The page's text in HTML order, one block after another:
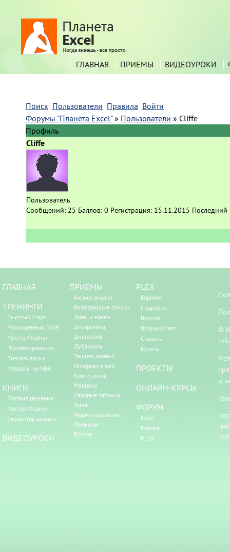
ГЛАВНАЯ ПРИЕМЫ ВИДЕОУРОКИ
Поиск Пользователи Правила Войти
Форумы "Планета Excel" » Пользователи » Cliffe
Профиль
Cliffe
Пользователь
Сообщений: 25 Баллов: 0 Регистрация: 15.11.2015 Последний
ГЛАВНАЯ
ТРЕНИНГИ
Быстрый старт
Расширенный Excel
Мастер Формул
Прогнозирование
Визуализация
Макросы на VBA
КНИГИ
Готовые решения
Мастер Формул
Скульптор данных
ВИДЕОУРОКИ
ПРИЕМЫ
Бизнес-анализ
Выпадающие списки
Даты и время
Диаграммы
Диапазоны
Дубликаты
Защита данных
Интернет, email
Книги, листы
Макросы
Сводные таблицы
Текст
Форматирование
Функции
Всякое
PLEX
Коротко
Подробно
Версии
Вопрос-Ответ
Скачать
Купить
ПРОЕКТЫ
ОНЛАЙН-КУРСЫ
ФОРУМ
Excel
Работа
PLEX
©
и